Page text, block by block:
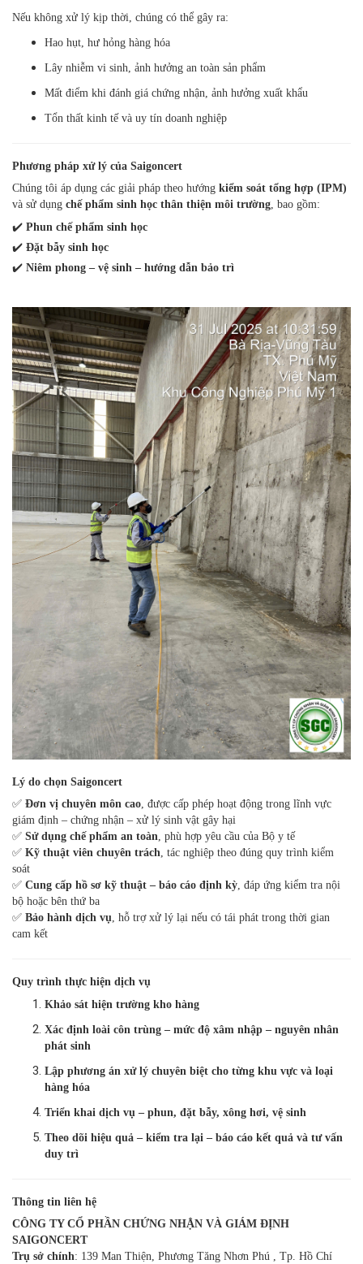
Nếu không xử lý kịp thời, chúng có thể gây ra:
Hao hụt, hư hỏng hàng hóa
Lây nhiễm vi sinh, ảnh hưởng an toàn sản phẩm
Mất điểm khi đánh giá chứng nhận, ảnh hưởng xuất khẩu
Tổn thất kinh tế và uy tín doanh nghiệp
Phương pháp xử lý của Saigoncert
Chúng tôi áp dụng các giải pháp theo hướng kiểm soát tổng hợp (IPM)
và sử dụng chế phẩm sinh học thân thiện môi trường, bao gồm:
✔️ Phun chế phẩm sinh học
✔️ Đặt bẫy sinh học
✔️ Niêm phong – vệ sinh – hướng dẫn bảo trì
Lý do chọn Saigoncert
✅ Đơn vị chuyên môn cao, được cấp phép hoạt động trong lĩnh vực
giám định – chứng nhận – xử lý sinh vật gây hại
✅ Sử dụng chế phẩm an toàn, phù hợp yêu cầu của Bộ y tế
✅ Kỹ thuật viên chuyên trách, tác nghiệp theo đúng quy trình kiểm
soát
✅ Cung cấp hồ sơ kỹ thuật – báo cáo định kỳ, đáp ứng kiểm tra nội
bộ hoặc bên thứ ba
✅ Bảo hành dịch vụ, hỗ trợ xử lý lại nếu có tái phát trong thời gian
cam kết
Quy trình thực hiện dịch vụ
Khảo sát hiện trường kho hàng
Xác định loài côn trùng – mức độ xâm nhập – nguyên nhân
phát sinh
Lập phương án xử lý chuyên biệt cho từng khu vực và loại
hàng hóa
Triển khai dịch vụ – phun, đặt bẫy, xông hơi, vệ sinh
Theo dõi hiệu quả – kiểm tra lại – báo cáo kết quả và tư vấn
duy trì
Thông tin liên hệ
CÔNG TY CỔ PHẦN CHỨNG NHẬN VÀ GIÁM ĐỊNH
SAIGONCERT
Trụ sở chính: 139 Man Thiện, Phương Tăng Nhơn Phú , Tp. Hồ Chí